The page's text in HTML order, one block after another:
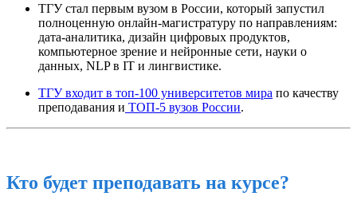
ТГУ стал первым вузом в России, который запустил
полноценную онлайн-магистратуру по направлениям:
дата-аналитика, дизайн цифровых продуктов,
компьютерное зрение и нейронные сети, науки о
данных, NLP в IT и лингвистике.
ТГУ входит в топ-100 университетов мира по качеству
преподавания и ТОП-5 вузов России.
Кто будет преподавать на курсе?